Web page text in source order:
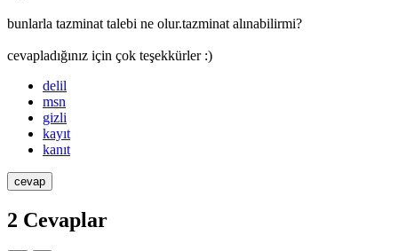
bunlarla tazminat talebi ne olur.tazminat alınabilirmi?
cevapladığınız için çok teşekkürler :)
delil
msn
gizli
kayıt
kanıt
2 Cevaplar